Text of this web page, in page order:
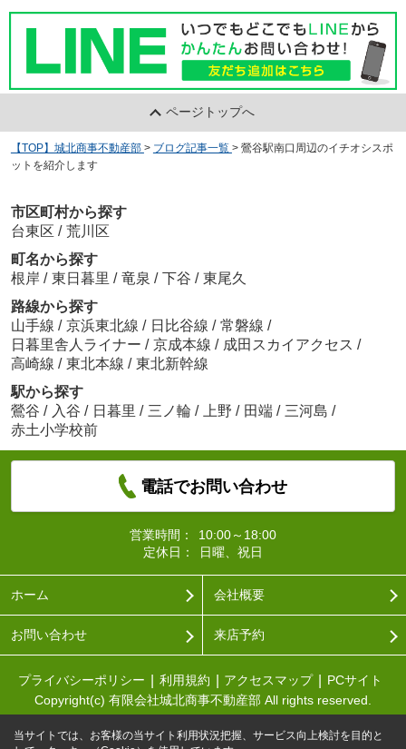
ページトップへ
【TOP】城北商事不動産部 > ブログ記事一覧 > 鶯谷駅南口周辺のイチオシスポ
ットを紹介します
市区町村から探す
台東区 / 荒川区
町名から探す
根岸 / 東日暮里 / 竜泉 / 下谷 / 東尾久
路線から探す
山手線 / 京浜東北線 / 日比谷線 / 常磐線 /
日暮里舎人ライナー / 京成本線 / 成田スカイアクセス /
高崎線 / 東北本線 / 東北新幹線
駅から探す
鶯谷 / 入谷 / 日暮里 / 三ノ輪 / 上野 / 田端 / 三河島 /
赤土小学校前
電話でお問い合わせ
営業時間：
10:00～18:00
定休日：
日曜、祝日
ホーム 会社概要
お問い合わせ 来店予約
プライバシーポリシー 利用規約 アクセスマップ
PCサイト
Copyright(c) 有限会社城北商事不動産部 All rights reserved.
当サイトでは、お客様の当サイト利用状況把握、サービス向上検討を目的と